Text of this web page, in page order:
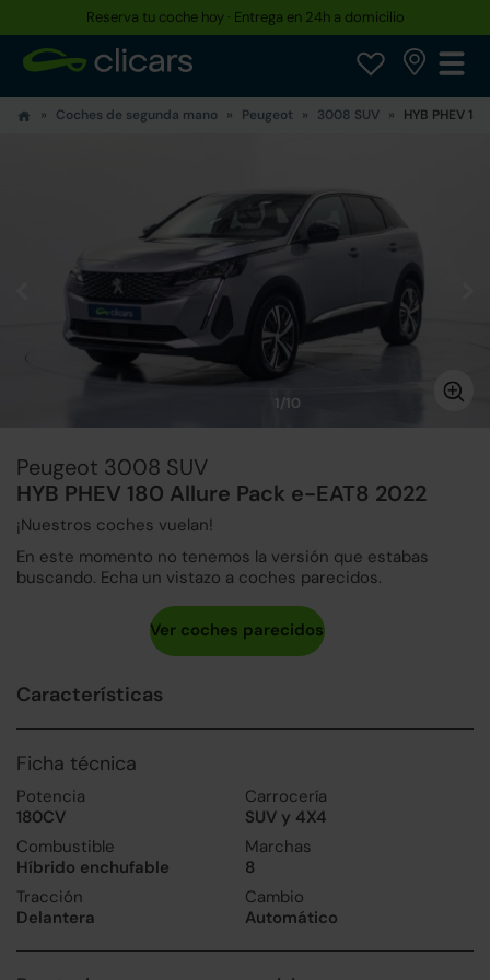
Coches de segunda mano Peugeot 3008 SUV HYB PHEV
1/10
Peugeot 3008 SUV
HYB PHEV 180 Allure Pack e-EAT8 2022
¡Nuestros coches vuelan!
En este momento no tenemos la versión que estabas
buscando. Echa un vistazo a coches parecidos.
Características
Ficha técnica
Potencia
180CV
Carrocería
SUV y 4X4
Combustible
Híbrido enchufable
Marchas
8
Tracción
Delantera
Cambio
Automático